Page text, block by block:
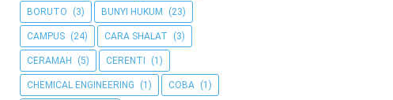
BORUTO (3) BUNYI HUKUM (23)
CAMPUS (24) CARA SHALAT (3)
CERAMAH (5) CERENTI (1)
CHEMICAL ENGINEERING (1) COBA (1)